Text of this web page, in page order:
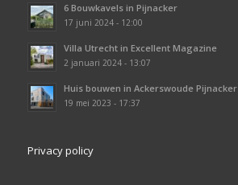
6 Bouwkavels in Pijnacker
17 juni 2024 - 12:00
Villa Utrecht in Excellent Magazine
2 januari 2024 - 13:07
Huis bouwen in Ackerswoude Pijnacker
19 mei 2023 - 17:37
Privacy policy